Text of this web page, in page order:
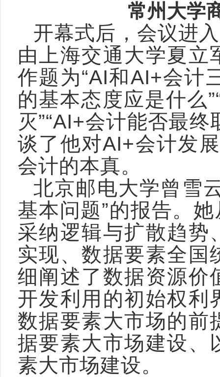
常州大学
开幕式后，会议进
由上海交通大学夏立
作题为“AI和AI+会计
的基本态度应是什么
灭”“AI+会计能否最
谈了他对AI+会计发
会计的本真。
北京邮电大学曾雪
基本问题”的报告。
采纳逻辑与扩散趋势
实现、数据要素全国
细阐述了数据资源价
开发利用的初始权利
数据要素大市场的前
据要素大市场建设、
素大市场建设。